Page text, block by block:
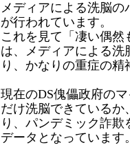
メディアによる洗脳
が行われています。
これを見て「凄い偶
は、メディアによる
り、かなりの重症の精
現在のDS傀儡政府の
だけ洗脳できている
り、パンデミック詐
データとなっています